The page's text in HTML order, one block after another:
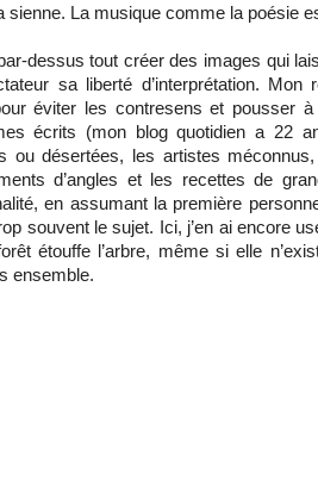
sienne. La musique comme la poésie
dessus tout créer des images qui
sa liberté d’interprétation. Mon
éviter les contresens et pousser
écrits (mon blog quotidien a 22
ou désertées, les artistes
d’angles et les recettes de
en assumant la première
souvent le sujet. Ici, j’en ai encore
étouffe l’arbre, même si elle
ensemble.